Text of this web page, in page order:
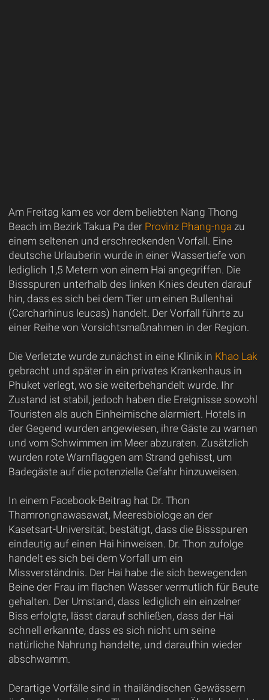
Am Freitag kam es vor dem beliebten Nang Thong
Beach im Bezirk Takua Pa der Provinz Phang-nga zu
einem seltenen und erschreckenden Vorfall. Eine
deutsche Urlauberin wurde in einer Wassertiefe von
lediglich 1,5 Metern von einem Hai angegriffen. Die
Bissspuren unterhalb des linken Knies deuten darauf
hin, dass es sich bei dem Tier um einen Bullenhai
(Carcharhinus leucas) handelt. Der Vorfall führte zu
einer Reihe von Vorsichtsmaßnahmen in der Region.
Die Verletzte wurde zunächst in eine Klinik in Khao Lak
gebracht und später in ein privates Krankenhaus in
Phuket verlegt, wo sie weiterbehandelt wurde. Ihr
Zustand ist stabil, jedoch haben die Ereignisse sowohl
Touristen als auch Einheimische alarmiert. Hotels in
der Gegend wurden angewiesen, ihre Gäste zu warnen
und vom Schwimmen im Meer abzuraten. Zusätzlich
wurden rote Warnflaggen am Strand gehisst, um
Badegäste auf die potenzielle Gefahr hinzuweisen.
In einem Facebook-Beitrag hat Dr. Thon
Thamrongnawasawat, Meeresbiologe an der
Kasetsart-Universität, bestätigt, dass die Bissspuren
eindeutig auf einen Hai hinweisen. Dr. Thon zufolge
handelt es sich bei dem Vorfall um ein
Missverständnis. Der Hai habe die sich bewegenden
Beine der Frau im flachen Wasser vermutlich für Beute
gehalten. Der Umstand, dass lediglich ein einzelner
Biss erfolgte, lässt darauf schließen, dass der Hai
schnell erkannte, dass es sich nicht um seine
natürliche Nahrung handelte, und daraufhin wieder
abschwamm.
Derartige Vorfälle sind in thailändischen Gewässern